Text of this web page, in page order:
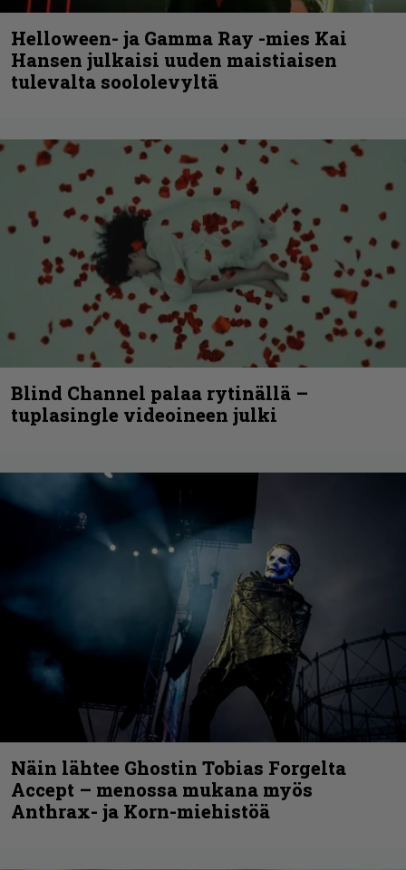
Helloween- ja Gamma Ray -mies Kai
Hansen julkaisi uuden maistiaisen
tulevalta soololevyltä
Blind Channel palaa rytinällä –
tuplasingle videoineen julki
Näin lähtee Ghostin Tobias Forgelta
Accept – menossa mukana myös
Anthrax- ja Korn-miehistöä